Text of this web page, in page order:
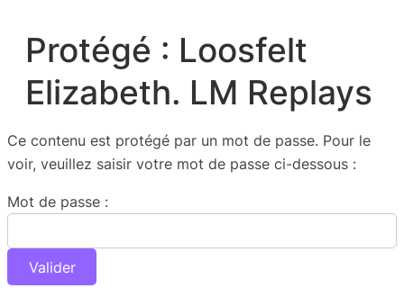
Protégé : Loosfelt
Elizabeth. LM Replays
Ce contenu est protégé par un mot de passe. Pour le
voir, veuillez saisir votre mot de passe ci-dessous :
Mot de passe :